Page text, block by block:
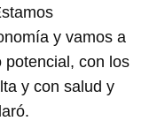
y vamos a
potencial, con los
y con salud y